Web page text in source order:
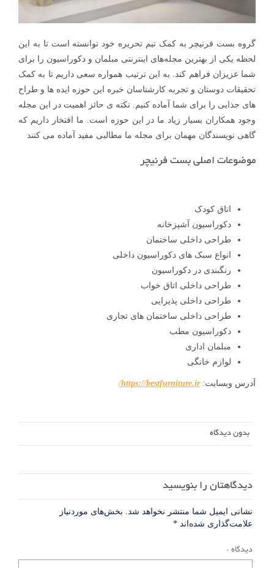
گروه بست فرنیچر به کمک تیم تحریره خود توانسته است تا به این
لحظه یکی از بهترین مجله‌های اینترنتی مبلمان و دکوراسیون را برای
شما عزیزان فراهم کند. به این ترتیب همواره سعی داریم تا به کمک
تحقیقات دوستان و تجربه کارشناسان خبره این حوزه ایده ها و طراح
های جذابی را برای شما آماده کنیم. نکته ی حائز اهمیت در این مجله
وجود همکاران بسیار زیاد ما در این حوزه است. ما افتخار داریم که
گاهی نویسندگان مهمان برای مجله ما مطالبی مفید آماده می کنند
موضوعات اصلی بست فرنیچر
اتاق کودک
دکوراسیون آشپزخانه
طراحی داخلی ساختمان
انواع سبک های دکوراسیون داخلی
رنگبندی در دکوراسیون
طراحی داخلی اتاق خواب
طراحی داخلی پذیرایی
طراحی داخلی ساختمان های تجاری
دکوراسیون مطب
مبلمان اداری
لوازم خانگی
آدرس وبسایت:https://bestfurniture.ir/
بدون دیدگاه
دیدگاهتان را بنویسید
نشانی ایمیل شما منتشر نخواهد شد. بخش‌های موردنیاز
علامت‌گذاری شده‌اند *
دیدگاه *